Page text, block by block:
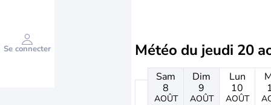
Se connecter Météo du jeudi 20
Sam
8
AOÛT
Dim
9
AOÛT
Lun
10
AOÛT